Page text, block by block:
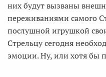
них будут вызваны
переживаниями самого
послушной игрушкой
Стрельцу сегодня
эмоции. Ну, или хотя бы